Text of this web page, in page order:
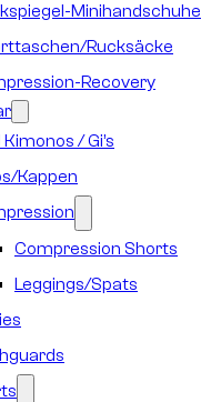
Minihandschuhe
Rucksäcke
Recovery
/ Gi’s
Kappen
Compression Shorts
Leggings/Spats